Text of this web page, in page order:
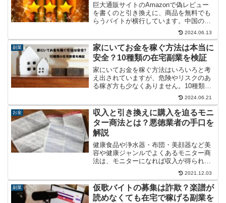
巨大通販サイトのAmazonで偽レビュー
を書くのと引き換えに、商品を無料でも
らうバイトが横行しています。中国の業
者から依頼される例が多いと見られる偽
レビューのバイトは違法なのかどうか、0
円仕入れとも呼ばれる転売手法の実態に
ついて解説します。
2024.06.13
副業
家にいてお金を稼ぐ方法は本当に
安全？10種類の在宅副業を検証
家にいてお金を稼ぐ方法はいろいろと考
え出されていますが、危険やリスクのあ
る稼ぎ方も少なくありません。10種類の
在宅副業について、安全性を徹底検証し
2024.06.21
お金
収入と引き換えに購入を迫るモニ
ター商法とは？悪徳業者の手口を
解説
健康食品や浄水器・布団・美顔器など美
容や健康ジャンルでよくあるモニター商
法は、モニターになれば収入が得られる
と称して高額商品の購入を迫るのが常套
手段です。実際には最初の数回程度しか
モニター料が支払われない例が多い悪徳
商法の実態を解説します。
2021.12.03
副業
仮歌バイトの募集は詐欺？楽譜が
読めなくても在宅で稼げる副業を